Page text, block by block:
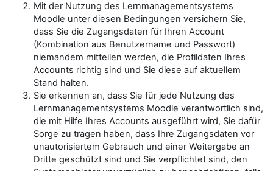
Mit der Nutzung des Lernmanagementsystems
Moodle unter diesen Bedingungen versichern Sie,
dass Sie die Zugangsdaten für Ihren Account
(Kombination aus Benutzername und Passwort)
niemandem mitteilen werden, die Profildaten Ihres
Accounts richtig sind und Sie diese auf aktuellem
Stand halten.
Sie erkennen an, dass Sie für jede Nutzung des
Lernmanagementsystems Moodle verantwortlich sind,
die mit Hilfe Ihres Accounts ausgeführt wird, Sie dafür
Sorge zu tragen haben, dass Ihre Zugangsdaten vor
unautorisiertem Gebrauch und einer Weitergabe an
Dritte geschützt sind und Sie verpflichtet sind, den